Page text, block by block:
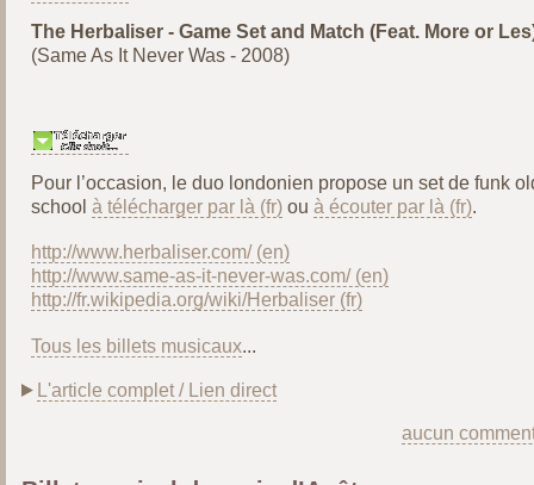
The Herbaliser - Game Set and Match (Feat. More or
(Same As It Never Was - 2008)
Pour l’occasion, le duo londonien propose un set de funk
school à télécharger par là ou à écouter par là .
http://www.herbaliser.com/
http://www.same-as-it-never-was.com/
http://fr.wikipedia.org/wiki/Herbaliser
Tous les billets musicaux...
L'article complet / Lien direct
aucun